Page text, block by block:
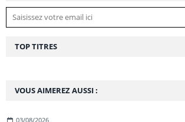
VOUS AIMEREZ AUSSI :
03/08/2026
TOP TITRES